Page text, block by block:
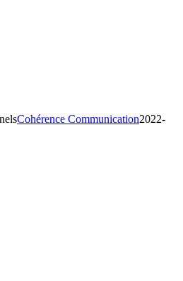
Cohérence Communication2022-